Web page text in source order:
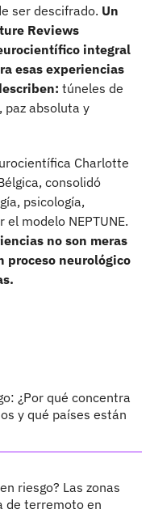
ser descifrado. Un
Reviews
integral
esas experiencias
túneles de
paz absoluta y
Charlotte
consolidó
psicología,
modelo NEPTUNE.
no son meras
proceso neurológico
¿Por qué concentra
y qué países están
riesgo? Las zonas
de terremoto en